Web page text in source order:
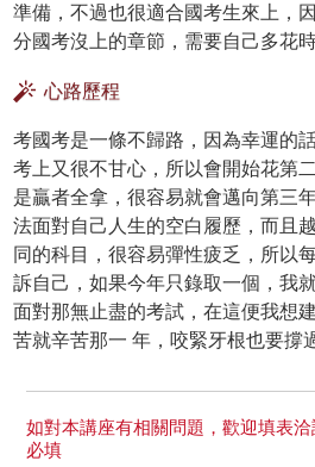
準備，不過也很適合國考生來上，
分國考沒上的章節，需要自己多花時
心路歷程
考國考是一條不歸路，因為幸運的
考上又很不甘心，所以會開始花第
是贏者全拿，很容易就會邁向第三
法面對自己人生的空白履歷，而且
同的科目，很容易彈性疲乏，所以
訴自己，如果今年只錄取一個，我
面對那無止盡的考試，在這便我想
苦就辛苦那一 年，咬緊牙根也要撐
如對本講座有相關問題，歡迎填表
必填